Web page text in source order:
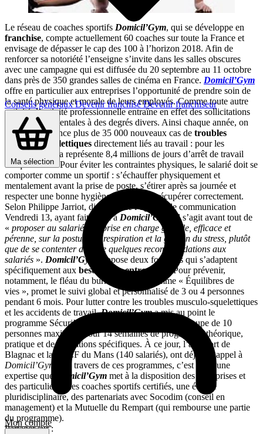
Conseils générauxDevenir franchiséDevenir franchiseur
Ma sélection
Mon compte
Le réseau de coaches sportifs Domicil’Gym, qui se développe en
franchise, compte actuellement 60 coaches sur toute la France et
envisage de dépasser le cap des 100 à l’horizon 2018. Afin de
renforcer sa notoriété l’enseigne s’invite dans les salles obscures
avec une campagne qui est diffusée du 20 septembre au 11 octobre
dans près de 350 grandes salles de cinéma en France. Domicil’Gym
offre en particulier aux entreprises l’opportunité de prendre soin de
la santé physique et morale de leurs employés. Comme toute autre
activité, l’activité professionnelle entraîne en effet des sollicitations
physiques et mentales à des degrés divers. Ainsi chaque année, on
recense en France plus de 35 000 nouveaux cas de troubles
musculo-squelettiques directement liés au travail : pour les
entreprises, cela représente 8,4 millions de jours d’arrêt de travail
chaque année. Pour éviter les contraintes physiques, le salarié doit se
comporter comme un sportif : s’échauffer physiquement et
mentalement avant la prise de poste, s’étirer après sa journée et
respecter une bonne hygiène de vie pour récupérer correctement.
Selon Philippe Jarriot, dirigeant de l’agence de communication
Vendredi 13, ayant fait appel à Domicil’Gym
, il s’agit avant tout de
« proposer au salarié une prise en charge globale, efficace et
pérenne, sur la posture, la respiration et la gestion du stress, plutôt
que de se contenter de faire quelques recommandations aux
salariés ». Domicil’Gym
propose deux formules qui s’adaptent
spécifiquement aux besoins des entreprises
. Pour prévenir,
notamment, le fléau du burnout, le programme « Équilibres de
vies », promet le suivi global et personnalisé de 3 ou 4 personnes
pendant 6 mois. Pour lutter contre les troubles musculo-squelettiques
et les accidents de travail,Domicil’Gyma mis au point le
programme Sécuri’Perf, qui prend en charge un groupe de 10
personnes maximum pour 14 semaines de programme théorique,
pratique et de formations spécifiques. À ce jour, l’aéroport de
Blagnac et la SNCF du Mans (140 salariés), ont déjà fait appel à
Domicil’Gym
. Au travers de ces programmes, c’est toute une
expertise que
Domicil’Gym met à la disposition des entreprises et
des particuliers : des coaches sportifs certifiés, une équipe
pluridisciplinaire, des partenariats avec Socodim (conseil en
management) et la Mutuelle du Rempart (qui rembourse une partie
du programme).
Partager sur :